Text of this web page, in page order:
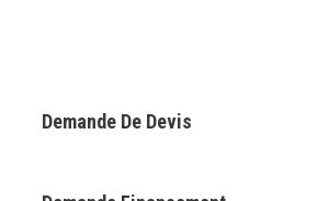
Demande De Devis